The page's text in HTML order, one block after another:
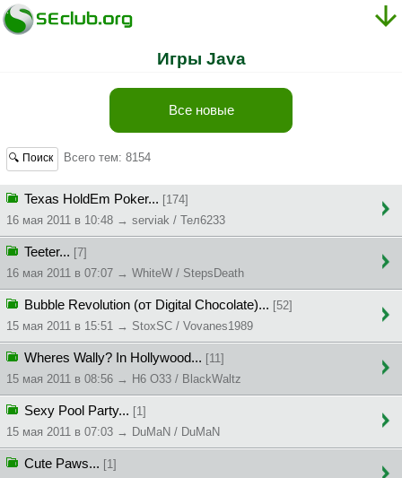
Игры Java
Все новые
🔍 Поиск Всего тем: 8154
Texas HoldEm Poker... [174]
16 мая 2011 в 10:48 → serviak / Teл6233
Teeter... [7]
16 мая 2011 в 07:07 → WhiteW / StepsDeath
Bubble Revolution (от Digital Chocolate)... [52]
15 мая 2011 в 15:51 → StoxSC / Vovanes1989
Wheres Wally? In Hollywood... [11]
15 мая 2011 в 08:56 → H6 O33 / BlackWaltz
Sexy Pool Party... [1]
15 мая 2011 в 07:03 → DuMaN / DuMaN
Cute Paws... [1]